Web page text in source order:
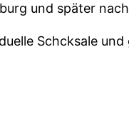
und später
Schcksale